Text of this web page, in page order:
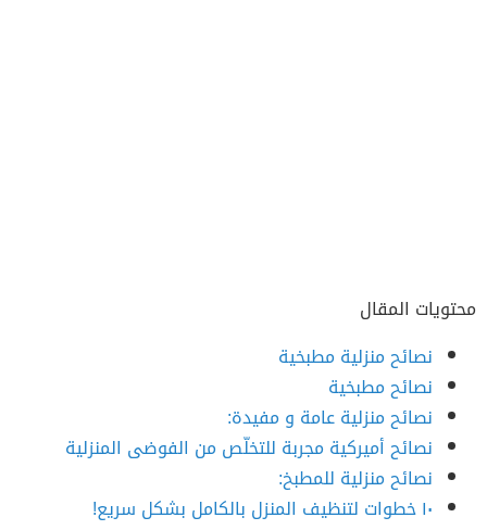
محتويات المقال
نصائح منزلية مطبخية
نصائح مطبخية
نصائح منزلية عامة و مفيدة:
نصائح أميركية مجربة للتخلّص من الفوضى المنزلية
نصائح منزلية للمطبخ:
١٠ خطوات لتنظيف المنزل بالكامل بشكل سريع!